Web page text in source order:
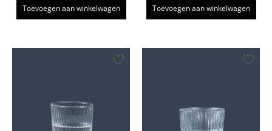
Toevoegen aan winkelwagen Toevoegen aan winkelwagen